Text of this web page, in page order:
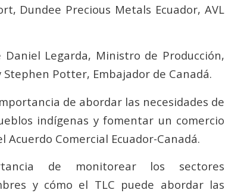
Dundee Precious Metals Ecuador, AVL
Legarda, Ministro de Producción,
Potter, Embajador de Canadá.
de abordar las necesidades de
indígenas y fomentar un comercio
Comercial Ecuador-Canadá.
de monitorear los sectores
y cómo el TLC puede abordar las